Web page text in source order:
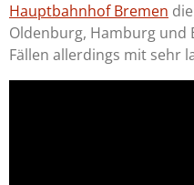
Hauptbahnhof Bremen
Oldenburg, Hamburg und
Fällen allerdings mit sehr